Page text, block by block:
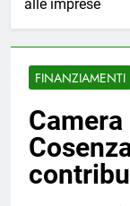
alle imprese
FINANZIAMENTI